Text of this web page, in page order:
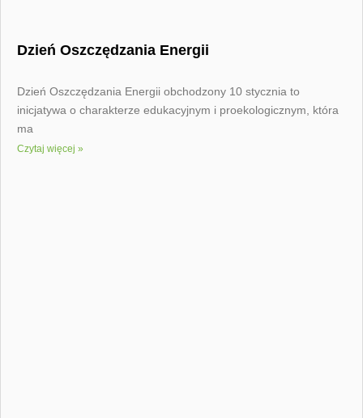
Dzień Oszczędzania Energii
Dzień Oszczędzania Energii obchodzony 10 stycznia to
inicjatywa o charakterze edukacyjnym i proekologicznym, która
ma
Czytaj więcej »